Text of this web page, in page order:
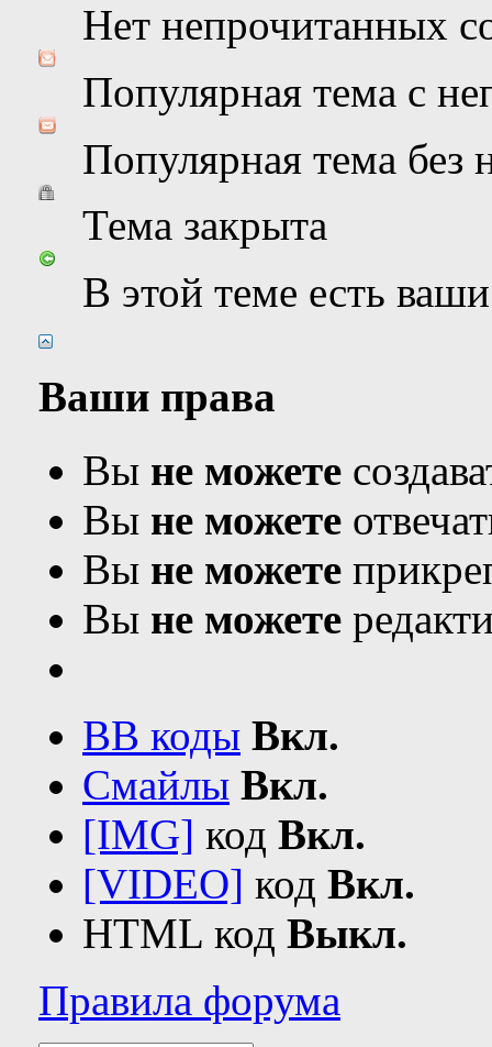
Нет непрочитанных
Популярная тема с
Популярная тема
Тема закрыта
В этой теме есть
Ваши права
Вы не можете
Вы не можете
Вы не можете
Вы не можете
BB коды Вкл.
Смайлы Вкл.
[IMG] код Вкл.
[VIDEO] код Вкл.
HTML код Выкл.
Правила форума